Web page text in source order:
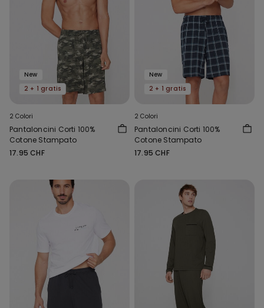
New
2 + 1 gratis
2 Colori
Pantaloncini Corti 100%
Cotone Stampato
17.95 CHF
New
2 + 1 gratis
2 Colori
Pantaloncini Corti 100%
Cotone Stampato
17.95 CHF